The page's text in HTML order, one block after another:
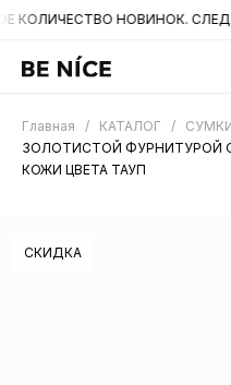
НОВИНОК. СЛЕДИТЕ
Главная / КАТАЛОГ /
ЗОЛОТИСТОЙ ФУРНИТУРОЙ
КОЖИ ЦВЕТА ТАУП
СКИДКА